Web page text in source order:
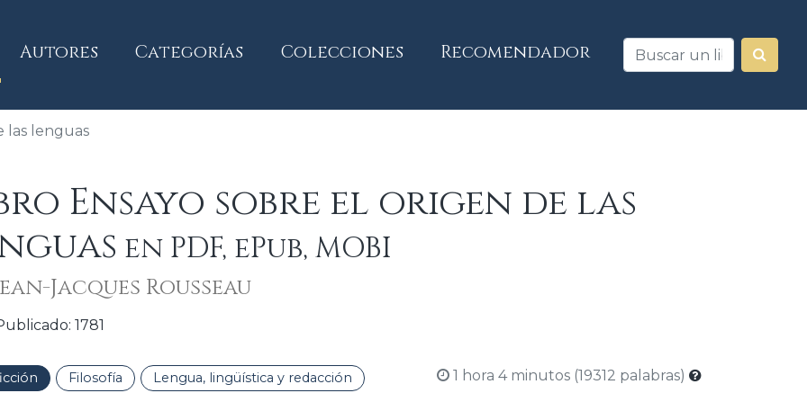
Autores Categorías Colecciones Recomendador
las lenguas
Ensayo sobre el origen de las
en PDF, ePub, MOBI
Jacques Rousseau
1781
Filosofía Lengua, lingüística y redacción 1 hora 4 minutos (19312 palabras)